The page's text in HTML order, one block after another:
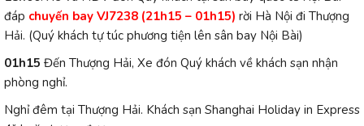
đáp chuyến bay VJ7238 (21h15 – 01h15) rời Hà Nội đi Thượng
Hải. (Quý khách tự túc phương tiện lên sân bay Nội Bài)
01h15 Đến Thượng Hải, Xe đón Quý khách về khách sạn nhận
phòng nghỉ.
Nghỉ đêm tại Thượng Hải. Khách sạn Shanghai Holiday in Express